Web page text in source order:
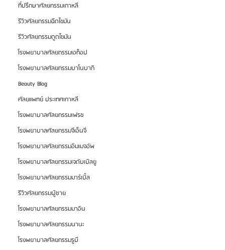
ที่ปรึกษาศัลยกรรมเกาหลี
รีวิวศัลยกรรมฉีดไขมัน
รีวิวศัลยกรรมดูดไขมัน
โรงพยาบาลศัลยกรรมเอท็อป
โรงพยาบาลศัลยกรรมบาโนบากิ
Beauty Blog
ศัลยแพทย์ ประเทศเกาหลี
โรงพยาบาลศัลยกรรมเฟรช
โรงพยาบาลศัลยกรรมจีเอ็นจี
โรงพยาบาลศัลยกรรมอิมเมจอัพ
โรงพยาบาลศัลยกรรมเจดับเบิลยู
โรงพยาบาลศัลยกรรมมาร์เบิ้ล
รีวิวศัลยกรรมผู้ชาย
โรงพยาบาลศัลยกรรมมาอิน
โรงพยาบาลศัลยกรรมนานะ
โรงพยาบาลศัลยกรรมรูบี